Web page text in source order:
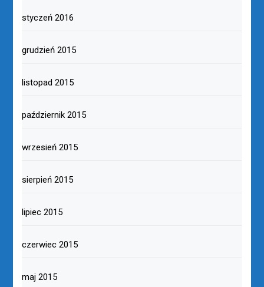
styczeń 2016
grudzień 2015
listopad 2015
październik 2015
wrzesień 2015
sierpień 2015
lipiec 2015
czerwiec 2015
maj 2015